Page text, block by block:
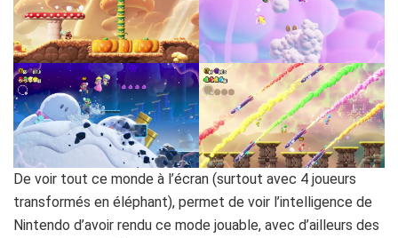
De voir tout ce monde à l’écran (surtout avec 4 joueurs
transformés en éléphant), permet de voir l’intelligence de
Nintendo d’avoir rendu ce mode jouable, avec d’ailleurs des